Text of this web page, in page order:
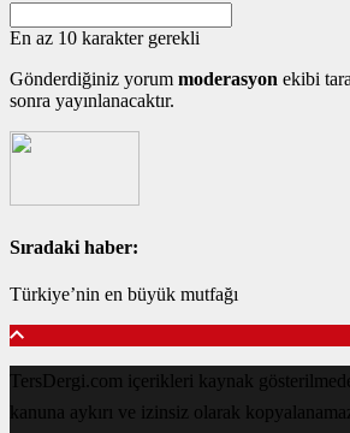
En az 10 karakter gerekli
Gönderdiğiniz yorum moderasyon ekibi
sonra yayınlanacaktır.
Sıradaki haber:
Türkiye’nin en büyük mutfağı
TersDergi.com içerikleri kaynak
kanuna aykırı ve izinsiz olarak